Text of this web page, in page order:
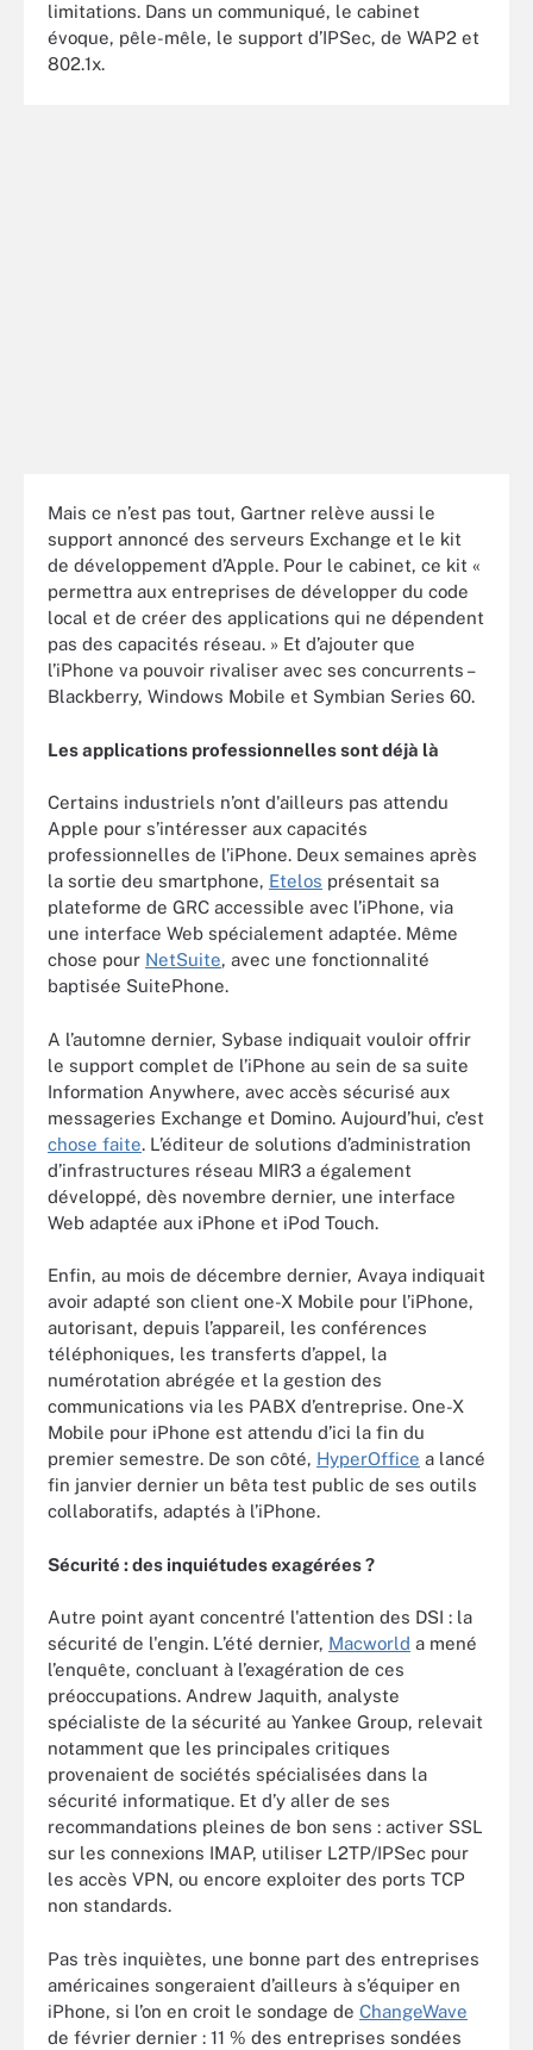
limitations. Dans un communiqué, le cabinet
évoque, pêle-mêle, le support d’IPSec, de WAP2 et
802.1x.
Mais ce n’est pas tout, Gartner relève aussi le
support annoncé des serveurs Exchange et le kit
de développement d’Apple. Pour le cabinet, ce kit «
permettra aux entreprises de développer du code
local et de créer des applications qui ne dépendent
pas des capacités réseau. » Et d’ajouter que
l’iPhone va pouvoir rivaliser avec ses concurrents –
Blackberry, Windows Mobile et Symbian Series 60.
Les applications professionnelles sont déjà là
Certains industriels n’ont d'ailleurs pas attendu
Apple pour s’intéresser aux capacités
professionnelles de l’iPhone. Deux semaines après
la sortie deu smartphone, Etelos présentait sa
plateforme de GRC accessible avec l’iPhone, via
une interface Web spécialement adaptée. Même
chose pour NetSuite, avec une fonctionnalité
baptisée SuitePhone.
A l’automne dernier, Sybase indiquait vouloir offrir
le support complet de l’iPhone au sein de sa suite
Information Anywhere, avec accès sécurisé aux
messageries Exchange et Domino. Aujourd’hui, c’est
chose faite. L’éditeur de solutions d’administration
d’infrastructures réseau MIR3 a également
développé, dès novembre dernier, une interface
Web adaptée aux iPhone et iPod Touch.
Enfin, au mois de décembre dernier, Avaya indiquait
avoir adapté son client one-X Mobile pour l’iPhone,
autorisant, depuis l’appareil, les conférences
téléphoniques, les transferts d’appel, la
numérotation abrégée et la gestion des
communications via les PABX d’entreprise. One-X
Mobile pour iPhone est attendu d’ici la fin du
premier semestre. De son côté, HyperOffice a lancé
fin janvier dernier un bêta test public de ses outils
collaboratifs, adaptés à l’iPhone.
Sécurité : des inquiétudes exagérées ?
Autre point ayant concentré l'attention des DSI : la
sécurité de l'engin. L’été dernier, Macworld a mené
l’enquête, concluant à l’exagération de ces
préoccupations. Andrew Jaquith, analyste
spécialiste de la sécurité au Yankee Group, relevait
notamment que les principales critiques
provenaient de sociétés spécialisées dans la
sécurité informatique. Et d’y aller de ses
recommandations pleines de bon sens : activer SSL
sur les connexions IMAP, utiliser L2TP/IPSec pour
les accès VPN, ou encore exploiter des ports TCP
non standards.
Pas très inquiètes, une bonne part des entreprises
américaines songeraient d’ailleurs à s’équiper en
iPhone, si l’on en croit le sondage de ChangeWave
de février dernier : 11 % des entreprises sondées